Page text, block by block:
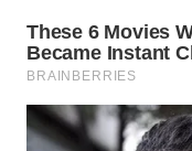
UTARA
SAMOSIR